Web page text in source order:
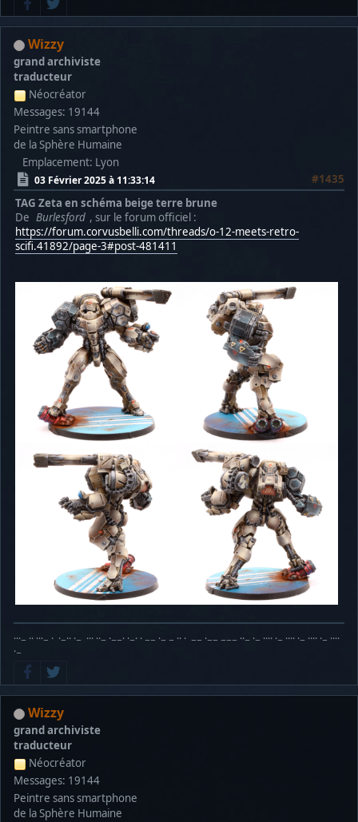
Wizzy
grand archiviste
traducteur
Néocréator
Messages: 19144
Peintre sans smartphone
de la Sphère Humaine
Emplacement: Lyon
03 Février 2025 à 11:33:14
#1435
TAG Zeta en schéma beige terre brune
De Burlesford , sur le forum officiel :
https://forum.corvusbelli.com/threads/o-12-meets-retro-
scifi.41892/page-3#post-481411
···− ·· ···− · ·−·· ·− ··· ··− ·−−· ·−· · −− ·− − ·· · −− ·−− −−− ··− ·− ···· ·− ···· ·− ···· ·− ····
·−
Wizzy
grand archiviste
traducteur
Néocréator
Messages: 19144
Peintre sans smartphone
de la Sphère Humaine